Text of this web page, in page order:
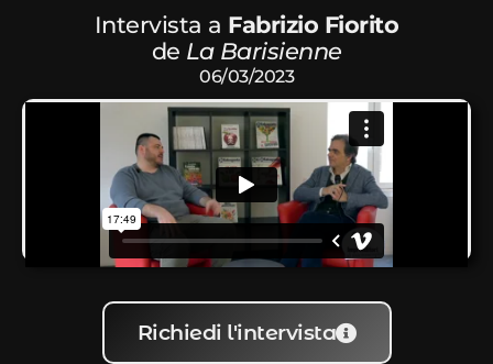
Intervista a Fabrizio Fiorito
de La Barisienne
06/03/2023
Richiedi l'intervista